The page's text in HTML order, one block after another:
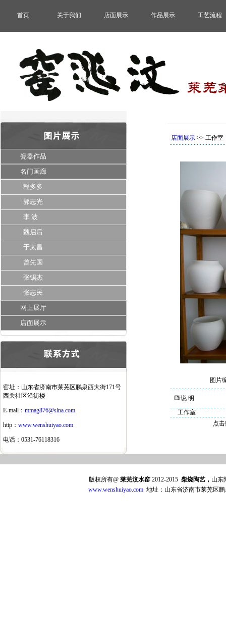
首页 关于我们 店面展示 作品展示 工艺流程
瓷器作品
名门画廊
程多多
郭志光
李 波
魏启后
于太昌
曾先国
张锡杰
张志民
网上展厅
店面展示
窑址：山东省济南市莱芜区鹏泉西大街171号
西关社区沿街楼
E-mail： mmag876@sina.com
http： www.wenshuiyao.com
电话：0531-76118316
店面展示 >> 工作室
图片
说 明
工作室
点
版权所有@ 莱芜汶水窑 2012-2015 柴烧陶艺， 山东
www.wenshuiyao.com 地址：山东省济南市莱芜区